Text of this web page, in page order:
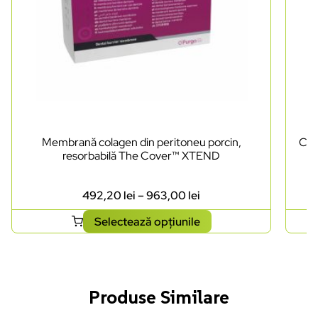
Membrană colagen din peritoneu porcin,
resorbabilă The Cover™ XTEND
492,20 lei–963,00 lei
Selectează opțiunile
Produse Similare